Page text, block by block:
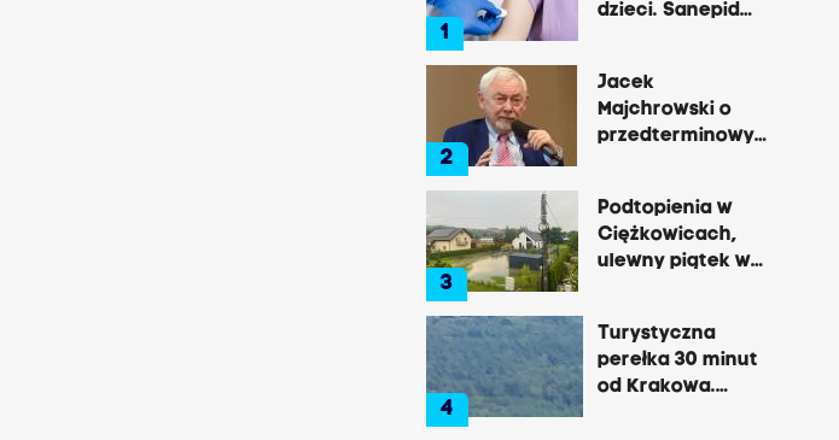
1
dzieci. Sanepid
jego pracy
2
Jacek
Majchrowski o
przedterminowych
zabawą w
Kraków”
3
Podtopienia w
Ciężkowicach,
ulewny piątek w
4
Turystyczna
perełka 30 minut
od Krakowa.